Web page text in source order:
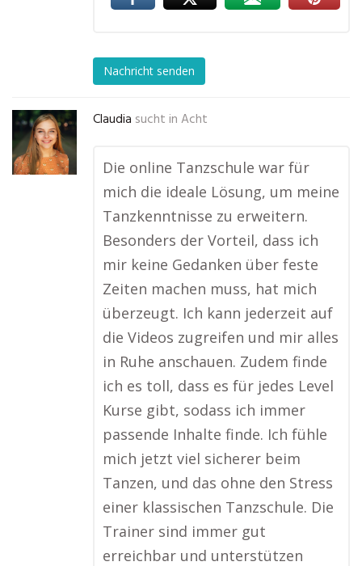
Nachricht senden
Claudia sucht in Acht
Die online Tanzschule war für
mich die ideale Lösung, um meine
Tanzkenntnisse zu erweitern.
Besonders der Vorteil, dass ich
mir keine Gedanken über feste
Zeiten machen muss, hat mich
überzeugt. Ich kann jederzeit auf
die Videos zugreifen und mir alles
in Ruhe anschauen. Zudem finde
ich es toll, dass es für jedes Level
Kurse gibt, sodass ich immer
passende Inhalte finde. Ich fühle
mich jetzt viel sicherer beim
Tanzen, und das ohne den Stress
einer klassischen Tanzschule. Die
Trainer sind immer gut
erreichbar und unterstützen